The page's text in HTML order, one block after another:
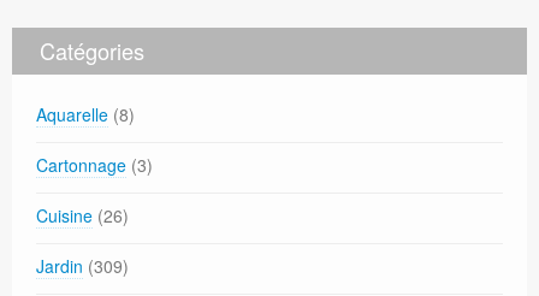
Catégories
Aquarelle (8)
Cartonnage (3)
Cuisine (26)
Jardin (309)